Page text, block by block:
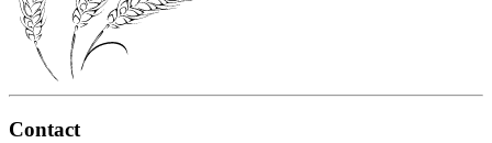
Contact